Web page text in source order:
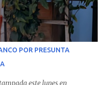
la comuna de Cauquenes se
en este tipo de
uno de los casos
de Chanco,
vigente. El informe
apostado se registró en
POR PRESUNTA
este lunes en